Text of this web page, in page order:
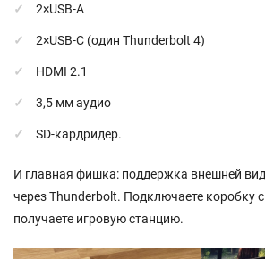
2×USB-A
2×USB-C (один Thunderbolt 4)
HDMI 2.1
3,5 мм аудио
SD-кардридер.
И главная фишка: поддержка внешней
через Thunderbolt. Подключаете коробку
получаете игровую станцию.